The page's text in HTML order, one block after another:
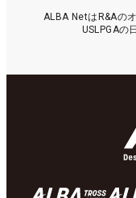
ALBA NetはR&Aの
USLPGAの